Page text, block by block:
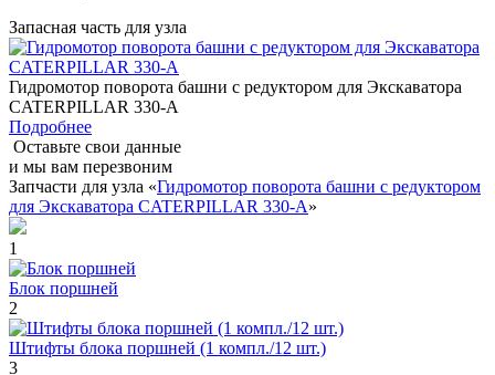
Запасная часть для узла
Гидромотор поворота башни с редуктором для Экскаватора
CATERPILLAR 330-A
Подробнее
Оставьте свои данные
и мы вам перезвоним
Запчасти для узла «Гидромотор поворота башни с редуктором
для Экскаватора CATERPILLAR 330-A»
1
Блок поршней
2
Штифты блока поршней (1 компл./12 шт.)
3